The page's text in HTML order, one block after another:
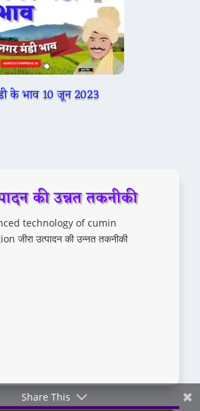
के भाव 10 जून 2023
की उन्नत तकनीकी
technology of cumin
जीरा उत्पादन की उन्नत तकनीकी
Share This
Twitter